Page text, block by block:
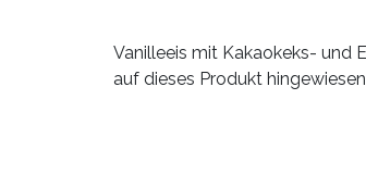
Vanilleeis mit Kakaokeks- und
auf dieses Produkt